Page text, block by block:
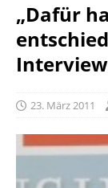
„Dafür
Interview
23. März 2011